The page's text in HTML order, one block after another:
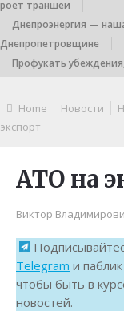
роет траншеи
Днепроэнергия —
Днепропетровщине
Профукать
Home Новости
экспорт
АТО на
Виктор
Telegram и паблик
чтобы быть в
новостей.